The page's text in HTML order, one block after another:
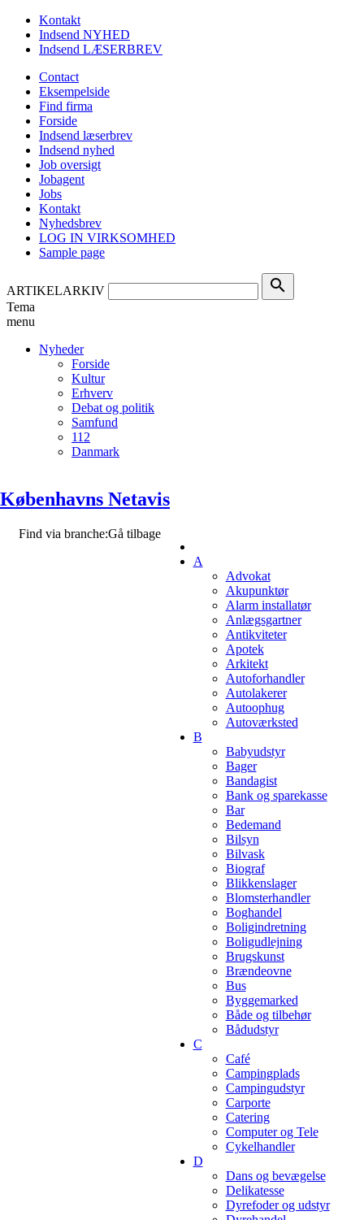
Kontakt
Indsend NYHED
Indsend LÆSERBREV
Contact
Eksempelside
Find firma
Forside
Indsend læserbrev
Indsend nyhed
Job oversigt
Jobagent
Jobs
Kontakt
Nyhedsbrev
LOG IN VIRKSOMHED
Sample page
ARTIKELARKIV search
Tema
menu
Nyheder
Forside
Kultur
Erhverv
Debat og politik
Samfund
112
Danmark
Københavns Netavis
Find via branche:Gå tilbage
A
Advokat
Akupunktør
Alarm installatør
Anlægsgartner
Antikviteter
Apotek
Arkitekt
Autoforhandler
Autolakerer
Autoophug
Autoværksted
B
Babyudstyr
Bager
Bandagist
Bank og sparekasse
Bar
Bedemand
Bilsyn
Bilvask
Biograf
Blikkenslager
Blomsterhandler
Boghandel
Boligindretning
Boligudlejning
Brugskunst
Brændeovne
Bus
Byggemarked
Både og tilbehør
Bådudstyr
C
Café
Campingplads
Campingudstyr
Carporte
Catering
Computer og Tele
Cykelhandler
D
Dans og bevægelse
Delikatesse
Dyrefoder og udstyr